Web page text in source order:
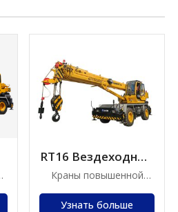
RT16 Вездеходный
кран
Краны повышенной
Узнать больше